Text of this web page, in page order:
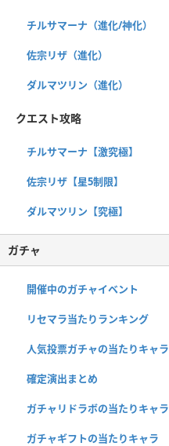
チルサマーナ（進化/神化）
佐宗リザ（進化）
ダルマツリン（進化）
クエスト攻略
チルサマーナ【激究極】
佐宗リザ【星5制限】
ダルマツリン【究極】
ガチャ
開催中のガチャイベント
リセマラ当たりランキング
人気投票ガチャの当たりキャラ
確定演出まとめ
ガチャリドラボの当たりキャラ
ガチャギフトの当たりキャラ